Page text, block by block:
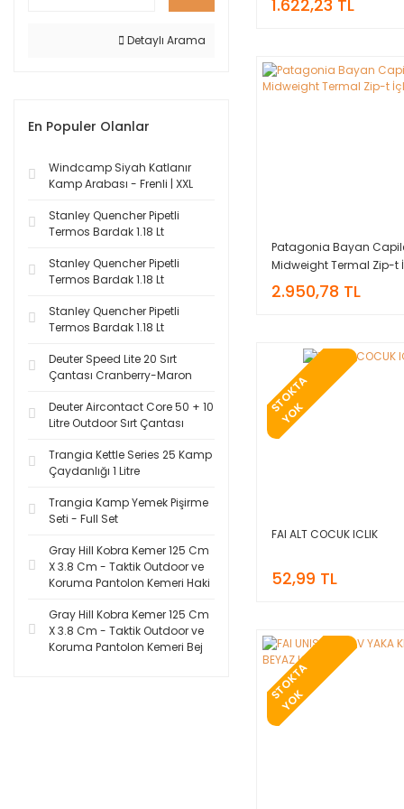
Detaylı Arama
En Populer Olanlar
Windcamp Siyah Katlanır
Kamp Arabası - Frenli | XXL
Stanley Quencher Pipetli
Termos Bardak 1.18 Lt
Stanley Quencher Pipetli
Termos Bardak 1.18 Lt
Stanley Quencher Pipetli
Termos Bardak 1.18 Lt
Deuter Speed Lite 20 Sırt
Çantası Cranberry-Maron
Deuter Aircontact Core 50 + 10
Litre Outdoor Sırt Çantası
Trangia Kettle Series 25 Kamp
Çaydanlığı 1 Litre
Trangia Kamp Yemek Pişirme
Seti - Full Set
Gray Hill Kobra Kemer 125 Cm
X 3.8 Cm - Taktik Outdoor ve
Koruma Pantolon Kemeri Haki
Gray Hill Kobra Kemer 125 Cm
X 3.8 Cm - Taktik Outdoor ve
Koruma Pantolon Kemeri Bej
1.622,23 TL
Patagonia Bayan
Midweight Termal Zip-t
2.950,78 TL
S
T
O
K
T
A
Y
O
K
FAI ALT COCUK ICLIK
52,99 TL
S
T
O
K
T
A
Y
O
K